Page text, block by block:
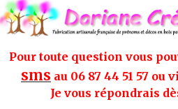
Pour toute question vous
sms au 06 87 44 51 57
Je vous répondrais